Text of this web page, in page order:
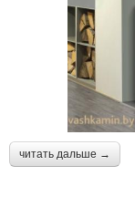
читать дальше →